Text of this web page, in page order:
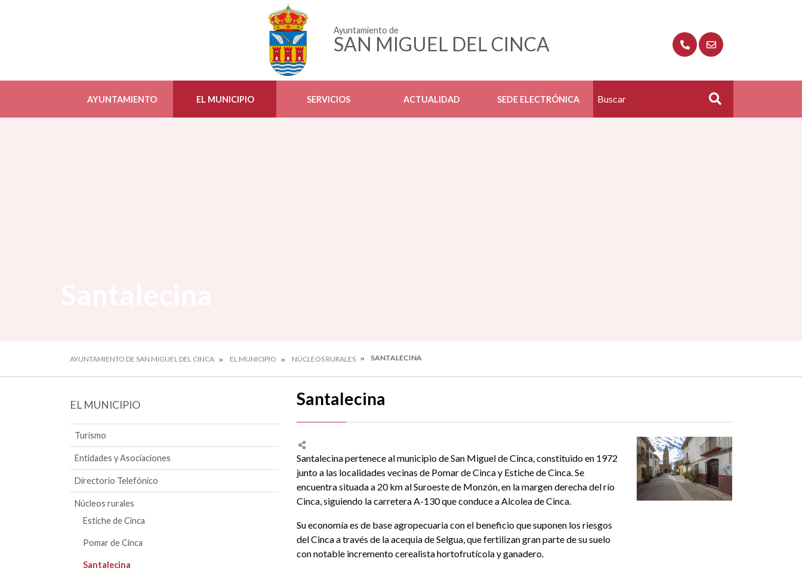
Ayuntamiento de
SAN MIGUEL DEL CINCA
AYUNTAMIENTO EL MUNICIPIO SERVICIOS ACTUALIDAD SEDE ELECTRÓNICA Buscar
AYUNTAMIENTO DE SAN MIGUEL DEL CINCA EL MUNICIPIO NÚCLEOS RURALES SANTALECINA
EL MUNICIPIO
Turismo
Entidades y Asociaciones
Directorio Telefónico
Núcleos rurales
Estiche de Cinca
Pomar de Cinca
Santalecina
Santalecina
Santalecina pertenece al municipio de San Miguel de Cinca, constituido en 1972
junto a las localidades vecinas de Pomar de Cinca y Estiche de Cinca. Se
encuentra situada a 20 km al Suroeste de Monzón, en la margen derecha del río
Cinca, siguiendo la carretera A-130 que conduce a Alcolea de Cinca.
Su economía es de base agropecuaria con el beneficio que suponen los riesgos
del Cinca a través de la acequia de Selgua, que fertilizan gran parte de su suelo
con notable incremento cerealista hortofrutícola y ganadero.